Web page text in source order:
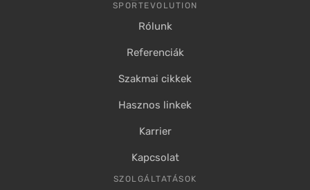
SPORTEVOLUTION
Rólunk
Referenciák
Szakmai cikkek
Hasznos linkek
Karrier
Kapcsolat
SZOLGÁLTATÁSOK